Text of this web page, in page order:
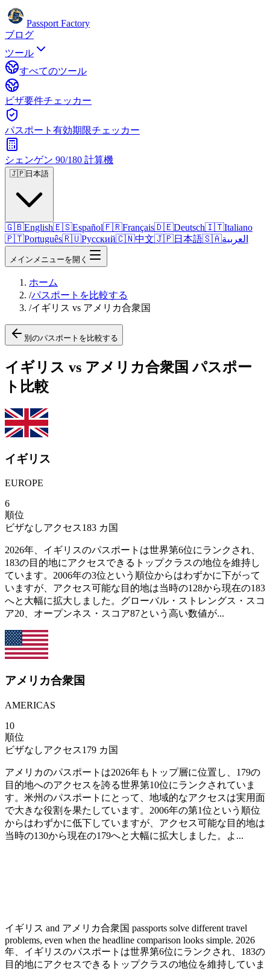
Passport Factory
ブログ
ツール
すべてのツール
ビザ要件チェッカー
パスポート有効期限チェッカー
シェンゲン 90/180 計算機
🇯🇵日本語
🇬🇧English🇪🇸Español🇫🇷Français🇩🇪Deutsch🇮🇹Italiano
🇵🇹Português🇷🇺Русский🇨🇳中文🇯🇵日本語🇸🇦العربية
メインメニューを開く
ホーム
/パスポートを比較する
/イギリス vs アメリカ合衆国
別のパスポートを比較する
イギリス vs アメリカ合衆国 パスポー
ト比較
イギリス
EUROPE
6
順位
ビザなしアクセス183 カ国
2026年、イギリスのパスポートは世界第6位にランクされ、
183の目的地にアクセスできるトップクラスの地位を維持し
ています。2006年の3位という順位からはわずかに下がって
いますが、アクセス可能な目的地は当時の128から現在の183
へと大幅に拡大しました。グローバル・ストレングス・スコ
ア20、オープンネス・スコア87という高い数値が...
アメリカ合衆国
AMERICAS
10
順位
ビザなしアクセス179 カ国
アメリカのパスポートは2026年もトップ層に位置し、179の
目的地へのアクセスを誇る世界第10位にランクされていま
す。米州のパスポートにとって、地域的なアクセスは実用面
で大きな役割を果たしています。2006年の第1位という順位
からはわずかに低下していますが、アクセス可能な目的地は
当時の130から現在の179へと大幅に拡大しました。よ...
イギリス and アメリカ合衆国 passports solve different travel
problems, even when the headline comparison looks simple. 2026
年、イギリスのパスポートは世界第6位にランクされ、183の
目的地にアクセスできるトップクラスの地位を維持していま